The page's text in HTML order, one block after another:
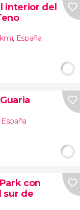
interior del
, España
España
con
sur de